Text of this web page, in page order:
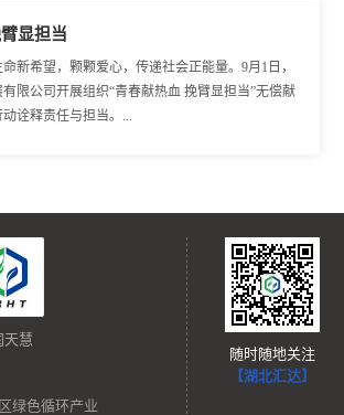
显担当
新希望，颗颗爱心，传递社会正能量。9月1日，
限公司开展组织“青春献热血 挽臂显担当”无偿献
诠释责任与担当。...
天慧
绿色循环产业
随时随地关注
【湖北汇达】